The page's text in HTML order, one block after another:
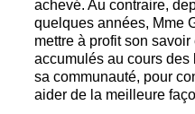
achevé. Au contraire,
quelques années, Mme
mettre à profit son
accumulés au cours
sa communauté, pour
aider de la meilleure